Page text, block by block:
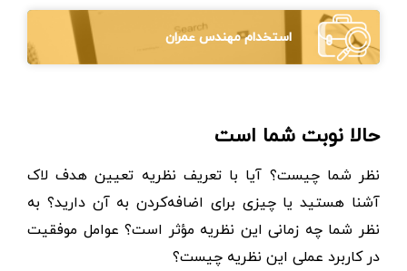
استخدام مهندس عمران
حالا نوبت شما است
نظر شما چیست؟ آیا با تعریف نظریه تعیین هدف لاک
آشنا هستید یا چیزی برای اضافه‌کردن به آن دارید؟ به
نظر شما چه زمانی این نظریه مؤثر است؟ عوامل موفقیت
در کاربرد عملی این نظریه چیست؟